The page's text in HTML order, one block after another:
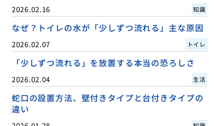
2026.02.16 知識
なぜ？トイレの水が「少しずつ流れる」主な原因
2026.02.07 トイレ
「少しずつ流れる」を放置する本当の恐ろしさ
2026.02.04 生活
蛇口の設置方法、壁付きタイプと台付きタイプの
違い